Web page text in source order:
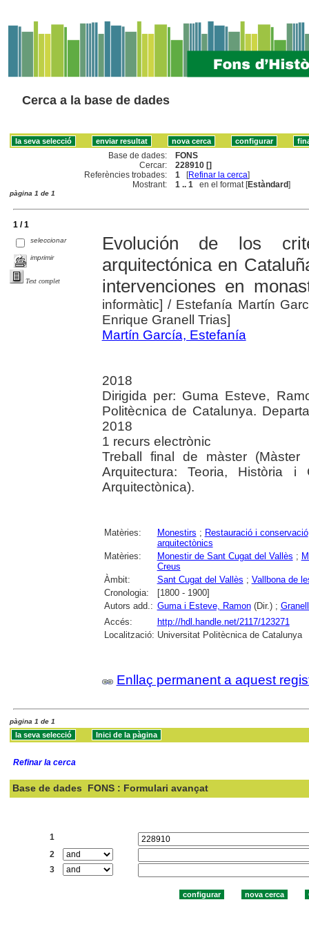
Cerca a la base de dades
Base de dades:
FONS
Cercar:
228910 []
Referències trobades:
1 [Refinar la cerca]
Mostrant:
1 .. 1 en el format [Estàndard]
pàgina 1 de 1
1 / 1
seleccionar
imprimir
Text complet
Evolución de los
arquitectónica en
intervenciones en
informàtic] / Estefanía Martín
Enrique Granell Trias]
Martín García, Estefanía
2018
Dirigida per: Guma Esteve,
Politècnica de Catalunya.
2018
1 recurs electrònic
Treball final de màster
Arquitectura: Teoria, Història i
Arquitectònica).
Matèries: Monestirs ; Restauració i conservació
arquitectònics
Matèries:
Monestir de Sant Cugat del Vallès ;
Creus
Àmbit:
Sant Cugat del Vallès ; Vallbona de
Cronologia:
[1800 - 1900]
Autors add.: Guma i Esteve, Ramon(Dir.) ;
Accés:
http://hdl.handle.net/2117/123271
Localització: Universitat Politècnica de Catalunya
Enllaç permanent a aquest
pàgina 1 de 1
Refinar la cerca
Base de dades FONS : Formulari avançat
1
2
3